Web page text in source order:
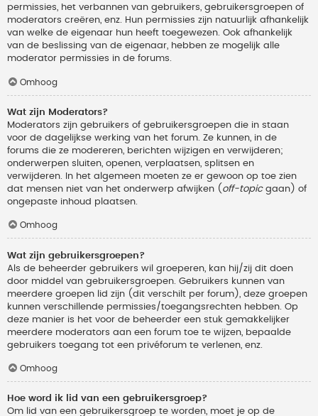
permissies, het verbannen van gebruikers, gebruikersgroepen of
moderators creëren, enz. Hun permissies zijn natuurlijk afhankelijk
van welke de eigenaar hun heeft toegewezen. Ook afhankelijk
van de beslissing van de eigenaar, hebben ze mogelijk alle
moderator permissies in de forums.
Omhoog
Wat zijn Moderators?
Moderators zijn gebruikers of gebruikersgroepen die in staan
voor de dagelijkse werking van het forum. Ze kunnen, in de
forums die ze modereren, berichten wijzigen en verwijderen;
onderwerpen sluiten, openen, verplaatsen, splitsen en
verwijderen. In het algemeen moeten ze er gewoon op toe zien
dat mensen niet van het onderwerp afwijken ( off-topicgaan) of
ongepaste inhoud plaatsen.
Omhoog
Wat zijn gebruikersgroepen?
Als de beheerder gebruikers wil groeperen, kan hij/zij dit doen
door middel van gebruikersgroepen. Gebruikers kunnen van
meerdere groepen lid zijn (dit verschilt per forum), deze groepen
kunnen verschillende permissies/toegangsrechten hebben. Op
deze manier is het voor de beheerder een stuk gemakkelijker
meerdere moderators aan een forum toe te wijzen, bepaalde
gebruikers toegang tot een privéforum te verlenen, enz.
Omhoog
Hoe word ik lid van een gebruikersgroep?
Om lid van een gebruikersgroep te worden, moet je op de